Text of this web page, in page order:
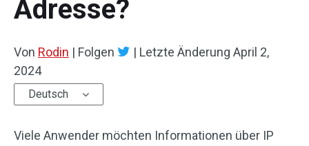
Adresse?
Von Rodin | Folgen | Letzte Änderung April 2,
2024
Deutsch
Viele Anwender möchten Informationen über IP